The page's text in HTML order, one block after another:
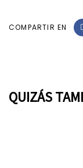
COMPARTIR EN
QUIZÁS